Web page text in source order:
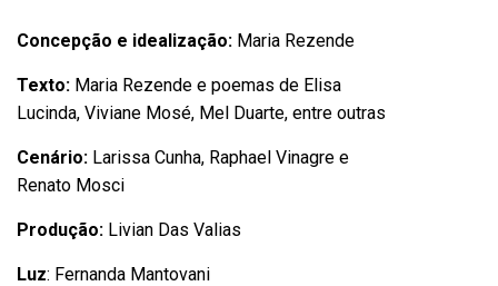
Concepção e idealização: Maria Rezende
Texto: Maria Rezende e poemas de Elisa
Lucinda, Viviane Mosé, Mel Duarte, entre outras
Cenário: Larissa Cunha, Raphael Vinagre e
Renato Mosci
Produção: Livian Das Valias
Luz: Fernanda Mantovani